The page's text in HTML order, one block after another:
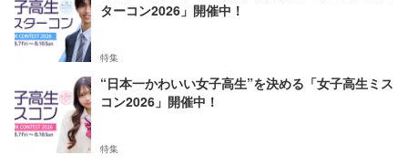
ターコン2026」開催中！
特集
“日本一かわいい女子高生”を決める「女子高生ミス
コン2026」開催中！
特集